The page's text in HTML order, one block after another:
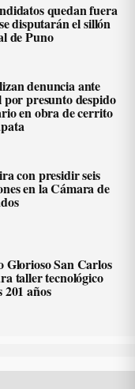
quedan fuera
disputarán el sillón
de Puno
denuncia ante
por presunto despido
en obra de cerrito
con presidir seis
en la Cámara de
Glorioso San Carlos
taller tecnológico
201 años